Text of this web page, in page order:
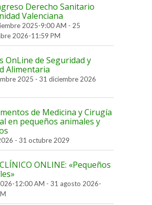
Derecho Sanitario
Valenciana
2025-9:00 AM - 25
2026-11:59 PM
OnLine de Seguridad y
Alimentaria
2025 - 31 diciembre 2026
de Medicina y Cirugía
en pequeños animales y
- 31 octubre 2029
ONLINE: «Pequeños
12:00 AM - 31 agosto 2026-